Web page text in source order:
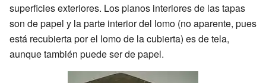
superficies exteriores. Los planos interiores de las tapas
son de papel y la parte interior del lomo (no aparente, pues
está recubierta por el lomo de la cubierta) es de tela,
aunque también puede ser de papel.